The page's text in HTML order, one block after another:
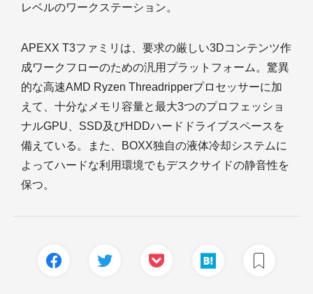
レベルのワークステーション。
APEXX T3ファミリは、要求の厳しい3Dコンテンツ作
成ワークフローのための汎用プラットフォーム。驚異
的な高速AMD Ryzen Threadripperプロセッサーに加
えて、十分なメモリ容量と最大3つのプロフェッショ
ナルGPU、SSD及びHDDハードドライブスペースを
備えている。また、BOXX独自の液体冷却システムに
よってハードな利用環境でもデスクサイドの静音性を
保つ。